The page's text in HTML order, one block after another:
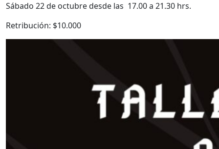
Sábado 22 de octubre desde las 17.00 a 21.30 hrs.
Retribución: $10.000